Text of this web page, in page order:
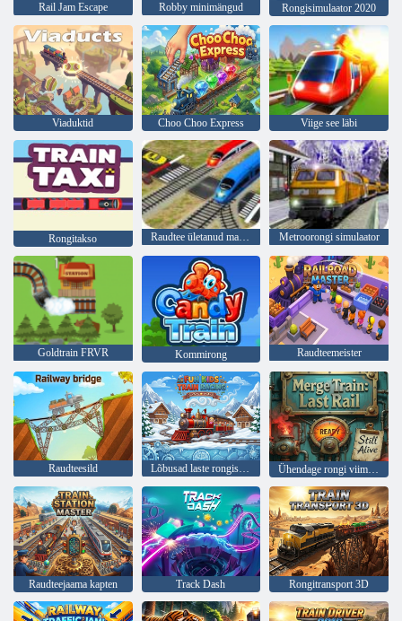
Rail Jam Escape Robby minimängud Rongisimulaator 2020
Viaduktid Choo Choo Express Viige see läbi
Rongitakso Raudtee ületanud maania Metroorongi simulaator
Goldtrain FRVR Kommirong Raudteemeister
Raudteesild Lõbusad laste rongisõidud Ühendage rongi viimane rööp
Raudteejaama kapten Track Dash Rongitransport 3D